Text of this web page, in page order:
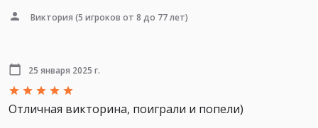
Виктория (5 игроков от 8 до 77 лет)
25 января 2025 г.
Отличная викторина, поиграли и попели)